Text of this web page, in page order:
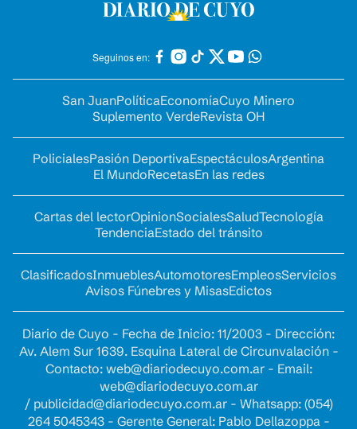
Seguinos en:
San JuanPolíticaEconomíaCuyo Minero
Suplemento VerdeRevista OH
PolicialesPasión DeportivaEspectáculosArgentina
El MundoRecetasEn las redes
Cartas del lectorOpinionSocialesSaludTecnología
TendenciaEstado del tránsito
ClasificadosInmueblesAutomotoresEmpleosServicios
Avisos Fúnebres y MisasEdictos
Diario de Cuyo - Fecha de Inicio: 11/2003 - Dirección:
Av. Alem Sur 1639. Esquina Lateral de Circunvalación -
Contacto: web@diariodecuyo.com.ar- Email:
web@diariodecuyo.com.ar
/ publicidad@diariodecuyo.com.ar- Whatsapp: (054)
264 5045343 - Gerente General: Pablo Dellazoppa -